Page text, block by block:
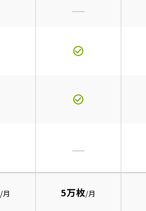
/月 5万枚/月